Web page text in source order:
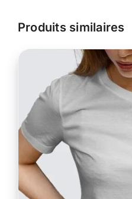
Produits similaires
CHOIX DES
DÉTAILS